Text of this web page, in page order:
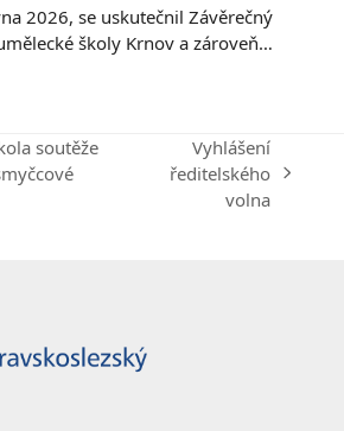
2026, se uskutečnil Závěrečný
školy Krnov a zároveň…
soutěže
next
Vyhlášení
ředitelského
volna